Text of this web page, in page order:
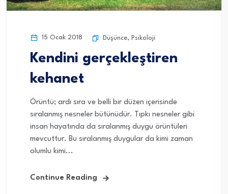
15 Ocak 2018 Düşünce, Psikoloji
Kendini gerçekleştiren
kehanet
Örüntü; ardı sıra ve belli bir düzen içerisinde
sıralanmış nesneler bütünüdür. Tıpkı nesneler gibi
insan hayatında da sıralanmış duygu örüntüleri
mevcuttur. Bu sıralanmış duygular da kimi zaman
olumlu kimi...
Continue Reading